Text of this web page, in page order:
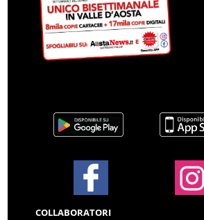
COLLABORATORI